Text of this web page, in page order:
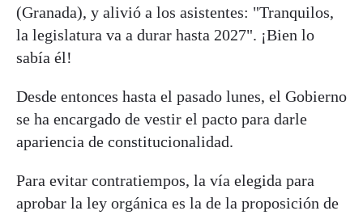
(Granada), y alivió a los asistentes: "Tranquilos,
la legislatura va a durar hasta 2027". ¡Bien lo
sabía él!
Desde entonces hasta el pasado lunes, el Gobierno
se ha encargado de vestir el pacto para darle
apariencia de constitucionalidad.
Para evitar contratiempos, la vía elegida para
aprobar la ley orgánica es la de la proposición de